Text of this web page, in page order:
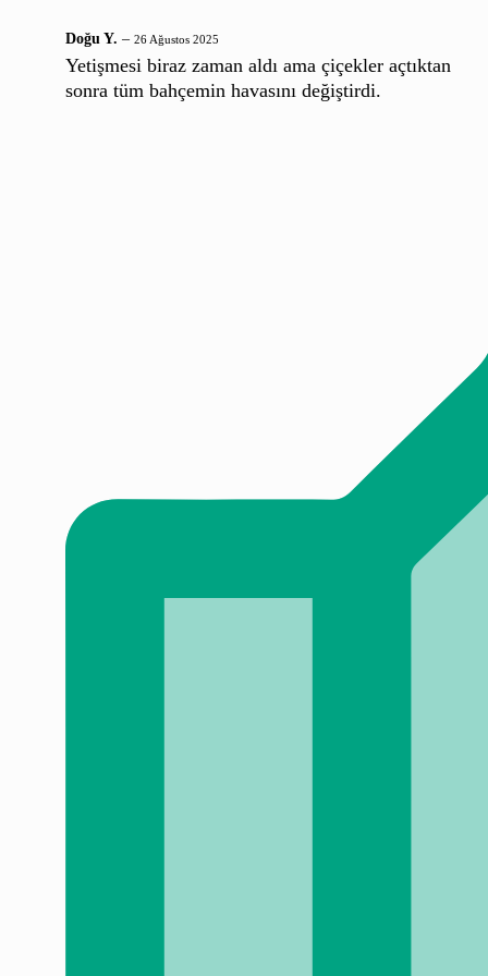
Doğu Y. – 26 Ağustos 2025
Yetişmesi biraz zaman aldı ama çiçekler açtıktan
sonra tüm bahçemin havasını değiştirdi.